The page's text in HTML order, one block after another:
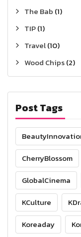
The Bab (1)
TIP(1)
Travel(10)
Wood Chips(2)
Post Tags
CherryBlossom
GlobalCinema
KCulture
Koreaday